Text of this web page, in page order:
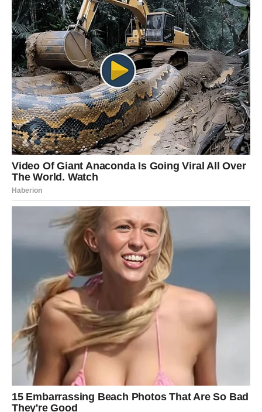
ostane samo maštanje, već postane stvarnost. Prvog
dana osećaš čežnju, drugog dana dolazi romantičan
trenutak ili poruka, dok trećeg dana osećaš ispunjenost i
sigurnost – kao da ti univerzum daje znak da ljubav može
biti nežna, a ipak stabilna.
Zauzeti:nežnost i razumevanje rastu, idealno za
romantično veče.
Slobodni:sudbinski susret ili jaka simpatija, posebno
kroz prijatelje ili mreže.